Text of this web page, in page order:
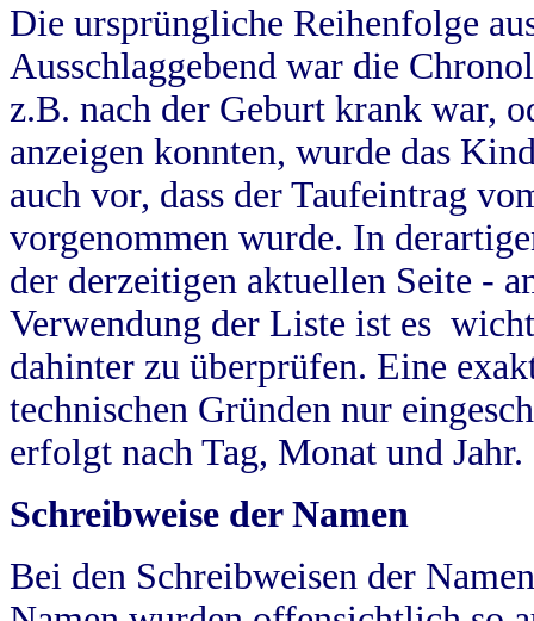
Die ursprüngliche Reihenfolge
Ausschlaggebend war die
z.B. nach der Geburt krank war,
anzeigen konnten, wurde das
auch vor, dass der Taufeintrag
vorgenommen wurde. In
der derzeitigen aktuellen Seite -
Verwendung der Liste ist es
dahinter zu überprüfen. Eine
technischen Gründen nur
erfolgt nach Tag, Monat und Jahr.
Schreibweise der Namen
Bei den Schreibweisen der